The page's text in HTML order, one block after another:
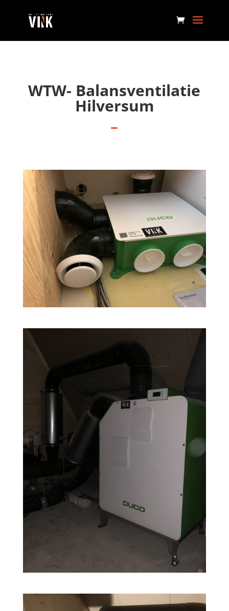
WTW- Balansventilatie
Hilversum
–